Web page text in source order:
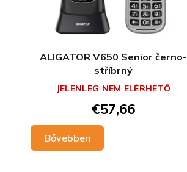
ALIGATOR V650 Senior černo-
stříbrný
€57,66
Bővebben
JELENLEG NEM ELÉRHETŐ